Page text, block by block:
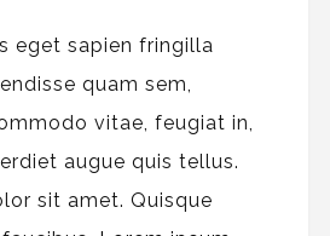
eget sapien fringilla
quam sem,
vitae, feugiat in,
augue quis tellus.
sit amet. Quisque